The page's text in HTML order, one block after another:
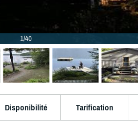
1/40
Disponibilité Tarification